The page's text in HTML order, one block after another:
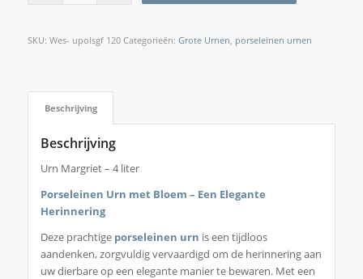
SKU: Wes- upolsgf 120 Categorieën: Grote Urnen, porseleinen urnen
Beschrijving
Beschrijving
Urn Margriet – 4 liter
Porseleinen Urn met Bloem – Een Elegante
Herinnering
Deze prachtige porseleinen urn is een tijdloos
aandenken, zorgvuldig vervaardigd om de herinnering aan
uw dierbare op een elegante manier te bewaren. Met een